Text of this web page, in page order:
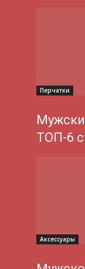
Перчатки
ТОП-6
Аксессуары